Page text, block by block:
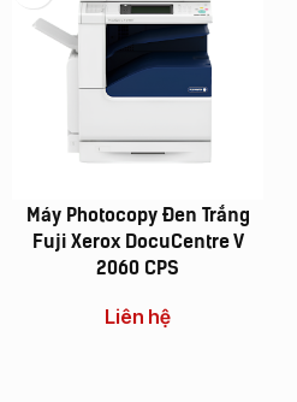
Máy Photocopy Đen Trắng
Fuji Xerox DocuCentre V
2060 CPS
Liên hệ